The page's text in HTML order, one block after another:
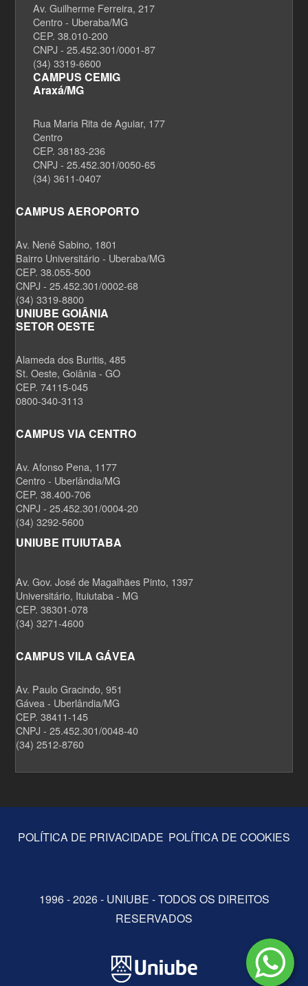
Av. Guilherme Ferreira, 217
Centro - Uberaba/MG
CEP. 38.010-200
CNPJ - 25.452.301/0001-87
(34) 3319-6600
CAMPUS CEMIG
Araxá/MG
Rua Maria Rita de Aguiar, 177
Centro
CEP. 38183-236
CNPJ - 25.452.301/0050-65
(34) 3611-0407
CAMPUS AEROPORTO
Av. Nenê Sabino, 1801
Bairro Universitário - Uberaba/MG
CEP. 38.055-500
CNPJ - 25.452.301/0002-68
(34) 3319-8800
UNIUBE GOIÂNIA
SETOR OESTE
Alameda dos Buritis, 485
St. Oeste, Goiânia - GO
CEP. 74115-045
0800-340-3113
CAMPUS VIA CENTRO
Av. Afonso Pena, 1177
Centro - Uberlândia/MG
CEP. 38.400-706
CNPJ - 25.452.301/0004-20
(34) 3292-5600
UNIUBE ITUIUTABA
Av. Gov. José de Magalhães Pinto, 1397
Universitário, Ituiutaba - MG
CEP. 38301-078
(34) 3271-4600
CAMPUS VILA GÁVEA
Av. Paulo Gracindo, 951
Gávea - Uberlândia/MG
CEP. 38411-145
CNPJ - 25.452.301/0048-40
(34) 2512-8760
POLÍTICA DE PRIVACIDADE POLÍTICA DE COOKIES
1996 - 2026 - UNIUBE - TODOS OS DIREITOS
RESERVADOS